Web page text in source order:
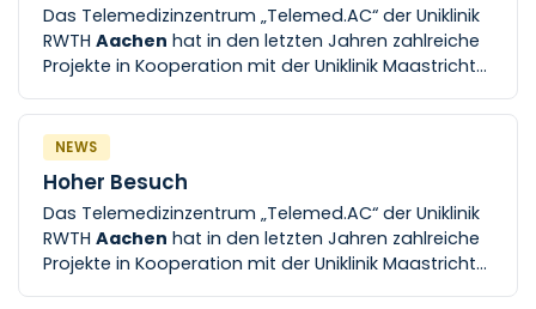
Das Telemedizinzentrum „Telemed.AC“ der Uniklinik
RWTH Aachen hat in den letzten Jahren zahlreiche
Projekte in Kooperation mit der Uniklinik Maastricht
initiiert [...] initiiert. Im Rahmen eines offiziellen
Delegationsmeetings des
am 18. Juli informierten sich Karl-Josef Laumann,
Minister für Arbeit, Gesundheit und Soziales des
Landes NRW sowie aus
NEWS
Hoher Besuch
Das Telemedizinzentrum „Telemed.AC“ der Uniklinik
RWTH Aachen hat in den letzten Jahren zahlreiche
Projekte in Kooperation mit der Uniklinik Maastricht